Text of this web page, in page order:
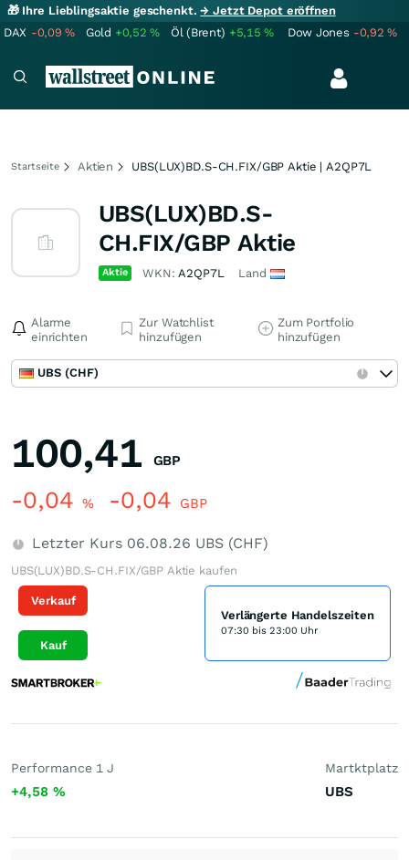
🎁 Ihre Lieblingsaktie geschenkt.→ Jetzt Depot eröffnen
DAX -0,09% Gold +0,52% Öl (Brent) +5,15% Dow Jones -0,92%
Startseite Aktien UBS(LUX)BD.S-CH.FIX/GBP Aktie | A2QP7L
UBS(LUX)BD.S-
CH.FIX/GBP Aktie
Aktie WKN:A2QP7L Land
Alarme
einrichten
Zur Watchlist
hinzufügen
Zum Portfolio
hinzufügen
UBS (CHF)
100,41 GBP
-0,04 % -0,04 GBP
Letzter Kurs 06.08.26 UBS (CHF)
UBS(LUX)BD.S-CH.FIX/GBP Aktie kaufen
Verkauf
Kauf
Verlängerte Handelszeiten
07:30 bis 23:00 Uhr
Performance 1 J
+4,58 %
Martktplatz
UBS